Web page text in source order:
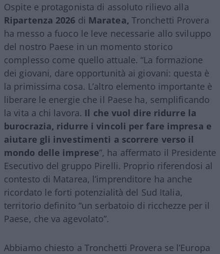
Ospite e protagonista di assoluto rilievo alla
Ripartenza 2026 di Maratea, Tronchetti Provera
ha messo a fuoco le leve necessarie allo sviluppo
del nostro Paese in un momento storico
complesso come quello attuale. “La formazione
dei giovani, dare opportunità ai giovani: questa è
la primissima cosa. L’altro elemento importante è
liberare le energie che il Paese ha, semplificando
la vita a chi lavora. Il che vuol dire ridurre la
burocrazia, ridurre i vincoli per fare impresa e
aiutare gli investimenti a scorrere verso il
mondo delle imprese”, ha affermato il Presidente
Esecutivo del gruppo Pirelli. Proprio riferendosi al
contesto di Matarea, l’imprenditore ha anche
ricordato le forti potenzialità del Sud Italia,
territorio definito “un serbatoio di ricchezze per il
Paese, che va agevolato”.
Abbiamo chiesto a Tronchetti Provera se l’Europa